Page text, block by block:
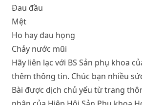
Đau đầu
Mệt
Ho hay đau họng
Chảy nước mũi
Hãy liên lạc với BS Sản phụ khoa
thêm thông tin. Chúc bạn nhiều
Bài được dịch chủ yếu từ trang